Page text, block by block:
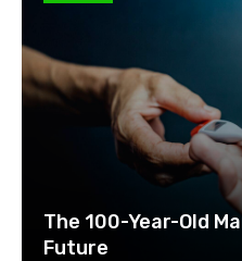
The 100-Year-Old
Future